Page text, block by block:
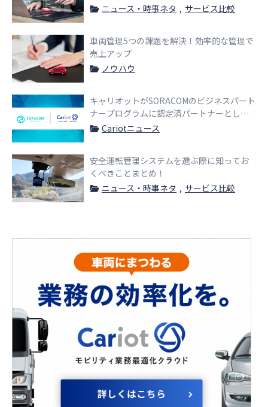
ニュース・時事ネタ
サービス比較
車両管理5つの課題を解決！効率的な管理で
売上アップ
ノウハウ
キャリオットがSORACOMのビジネスパート
ナープログラムに認定済パートナーとして
参画Cariotニュース
安全運転管理システムを選ぶ際に知ってお
くべきことまとめ！
ニュース・時事ネタ
サービス比較